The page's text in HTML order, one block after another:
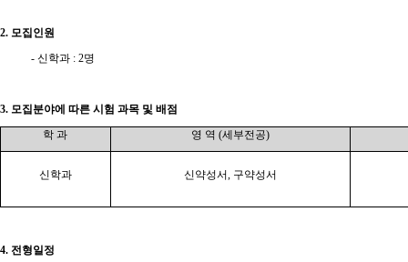
2. 모집인원
- 신학과 : 2명
3. 모집분야에 따른 시험 과목 및 배점
학 과
영 역 (세부전공)
신학과 신약성서, 구약성서
4. 전형일정